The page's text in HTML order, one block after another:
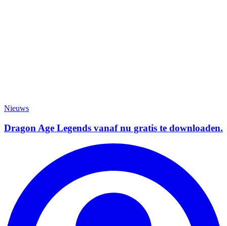
Nieuws
Dragon Age Legends vanaf nu gratis te downloaden.